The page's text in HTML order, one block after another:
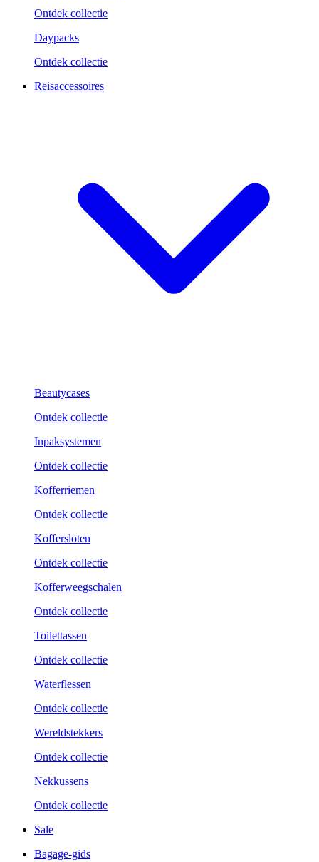
Ontdek collectie
Daypacks
Ontdek collectie
Reisaccessoires
Beautycases
Ontdek collectie
Inpaksystemen
Ontdek collectie
Kofferriemen
Ontdek collectie
Koffersloten
Ontdek collectie
Kofferweegschalen
Ontdek collectie
Toilettassen
Ontdek collectie
Waterflessen
Ontdek collectie
Wereldstekkers
Ontdek collectie
Nekkussens
Ontdek collectie
Sale
Bagage-gids